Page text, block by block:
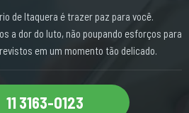
de Itaquera é trazer paz para você.
a dor do luto, não poupando esforços para
em um momento tão delicado.
11 3163-0123